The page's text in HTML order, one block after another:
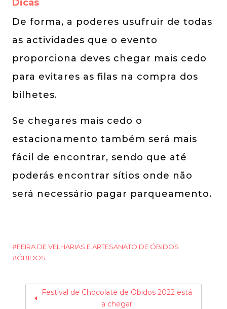
Dicas
De forma, a poderes usufruir de todas
as actividades que o evento
proporciona deves chegar mais cedo
para evitares as filas na compra dos
bilhetes.
Se chegares mais cedo o
estacionamento também será mais
fácil de encontrar, sendo que até
poderás encontrar sítios onde não
será necessário pagar parqueamento.
FEIRA DE VELHARIAS E ARTESANATO DE ÓBIDOS
ÓBIDOS
Festival de Chocolate de Óbidos 2022 está
a chegar